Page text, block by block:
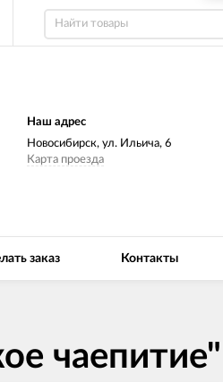
Наш адрес
Новосибирск, ул. Ильича, 6
Карта проезда
заказ Контакты